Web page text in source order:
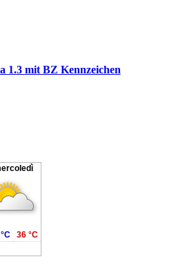
1.3 mit BZ Kennzeichen
36 °C